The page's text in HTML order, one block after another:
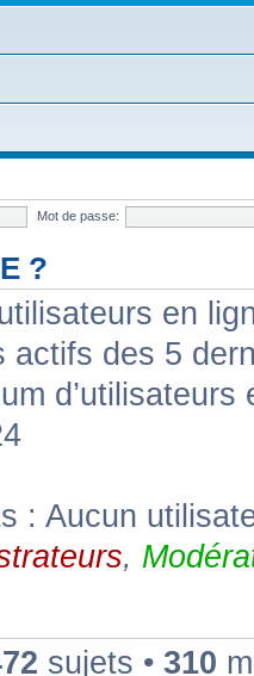
Mot de passe:
?
en
actifs des 5
: Aucun
,
sujets • 310